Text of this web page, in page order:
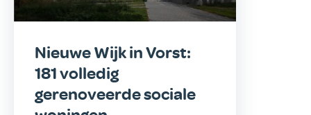
Nieuwe Wijk in Vorst:
181 volledig
gerenoveerde sociale